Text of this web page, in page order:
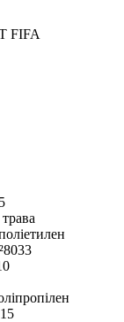
FIFA
8033